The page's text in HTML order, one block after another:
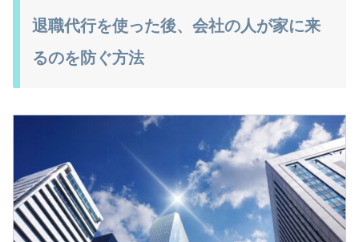
退職代行を使った後、会社の人が家に来
るのを防ぐ方法